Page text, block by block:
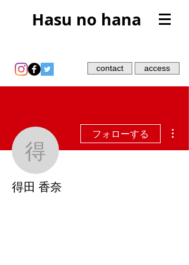
Hasu no hana
contact access
得田 香奈
フォローする
得田 香奈